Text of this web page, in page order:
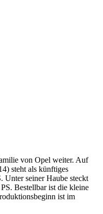
von Opel weiter. Auf
steht als künftiges
Unter seiner Haube steckt
Bestellbar ist die kleine
ist im